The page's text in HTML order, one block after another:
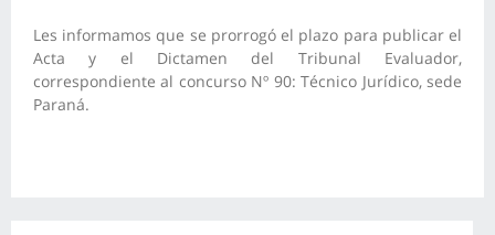
Les informamos que se prorrogó el plazo para publicar el
Acta y el Dictamen del Tribunal Evaluador,
correspondiente al concurso Nº 90: Técnico Jurídico, sede
Paraná.